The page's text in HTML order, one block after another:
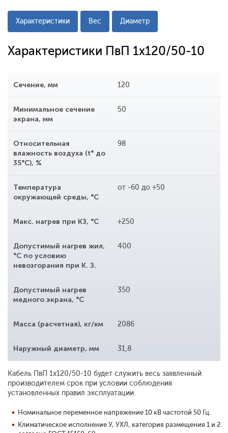
Характеристики Вес Диаметр
Характеристики ПвП 1x120/50-10
Сечение, мм 120
Минимальное сечение
экрана, мм
50
Относительная
влажность воздуха (t° до
35°С), %
98
Температура
окружающей среды, °С
от -60 до +50
Макс. нагрев при КЗ, °С +250
Допустимый нагрев жил,
°С по условию
невозгорания при К. З.
400
Допустимый нагрев
медного экрана, °С
350
Масса (расчетная), кг/км 2086
Наружный диаметр, мм 31,8
Кабель ПвП 1x120/50-10 будет служить весь заявленный
производителем срок при условии соблюдения
установленных правил эксплуатации.
Номинальное переменное напряжение 10 кВ частотой 50 Гц.
Климатическое исполнение У, УХЛ, категория размещения 1 и 2